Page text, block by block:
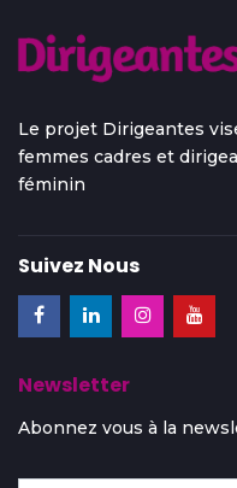
Le projet Dirigeantes
femmes cadres et
féminin
Suivez Nous
Newsletter
Abonnez vous à la